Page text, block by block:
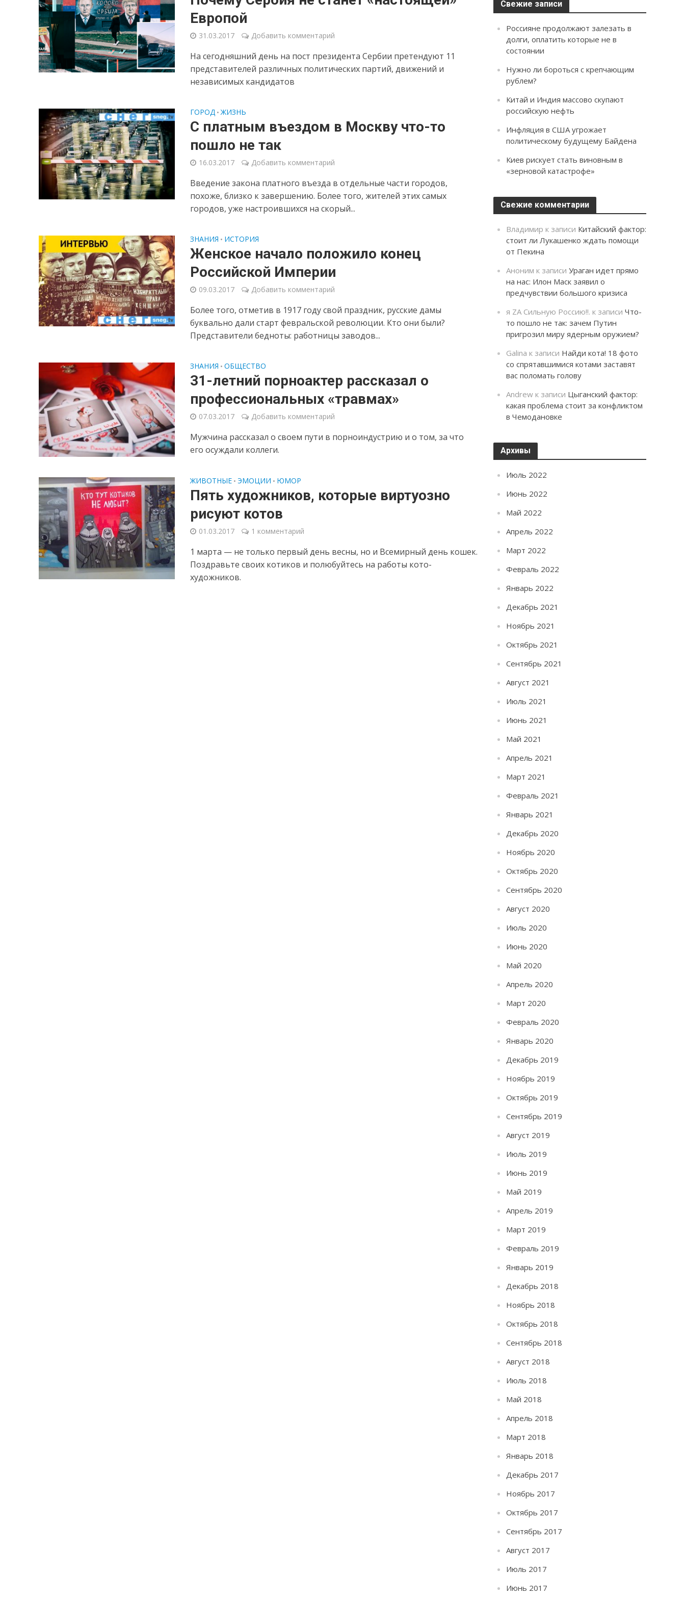
Европой
31.03.2017 Добавить комментарий
На сегодняшний день на пост президента Сербии претендуют 11
представителей различных политических партий, движений и
независимых кандидатов
ГОРОД • ЖИЗНЬ
С платным въездом в Москву что-то
пошло не так
16.03.2017 Добавить комментарий
Введение закона платного въезда в отдельные части городов,
похоже, близко к завершению. Более того, жителей этих самых
городов, уже настроившихся на скорый...
ЗНАНИЯ • ИСТОРИЯ
Женское начало положило конец
Российской Империи
09.03.2017 Добавить комментарий
Более того, отметив в 1917 году свой праздник, русские дамы
буквально дали старт февральской революции. Кто они были?
Представители бедноты: работницы заводов...
ЗНАНИЯ • ОБЩЕСТВО
31-летний порноактер рассказал о
профессиональных «травмах»
07.03.2017 Добавить комментарий
Мужчина рассказал о своем пути в порноиндустрию и о том, за что
его осуждали коллеги.
ЖИВОТНЫЕ • ЭМОЦИИ • ЮМОР
Пять художников, которые виртуозно
рисуют котов
01.03.2017 1 комментарий
1 марта — не только первый день весны, но и Всемирный день кошек.
Поздравьте своих котиков и полюбуйтесь на работы кото-
художников.
Свежие записи
Россияне продолжают залезать в
долги, оплатить которые не в
состоянии
Нужно ли бороться с крепчающим
рублем?
Китай и Индия массово скупают
российскую нефть
Инфляция в США угрожает
политическому будущему Байдена
Киев рискует стать виновным в
«зерновой катастрофе»
Свежие комментарии
Владимир к записи Китайский фактор:
стоит ли Лукашенко ждать помощи
от Пекина
Аноним к записиУраган идет прямо
на нас: Илон Маск заявил о
предчувствии большого кризиса
я ZA Сильную Россию!!. к записиЧто-
то пошло не так: зачем Путин
пригрозил миру ядерным оружием?
Galina к записи Найди кота! 18 фото
со спрятавшимися котами заставят
вас поломать голову
Andrew к записи Цыганский фактор:
какая проблема стоит за конфликтом
в Чемодановке
Архивы
Июль 2022
Июнь 2022
Май 2022
Апрель 2022
Март 2022
Февраль 2022
Январь 2022
Декабрь 2021
Ноябрь 2021
Октябрь 2021
Сентябрь 2021
Август 2021
Июль 2021
Июнь 2021
Май 2021
Апрель 2021
Март 2021
Февраль 2021
Январь 2021
Декабрь 2020
Ноябрь 2020
Октябрь 2020
Сентябрь 2020
Август 2020
Июль 2020
Июнь 2020
Май 2020
Апрель 2020
Март 2020
Февраль 2020
Январь 2020
Декабрь 2019
Ноябрь 2019
Октябрь 2019
Сентябрь 2019
Август 2019
Июль 2019
Июнь 2019
Май 2019
Апрель 2019
Март 2019
Февраль 2019
Январь 2019
Декабрь 2018
Ноябрь 2018
Октябрь 2018
Сентябрь 2018
Август 2018
Июль 2018
Май 2018
Апрель 2018
Март 2018
Январь 2018
Декабрь 2017
Ноябрь 2017
Октябрь 2017
Сентябрь 2017
Август 2017
Июль 2017
Июнь 2017